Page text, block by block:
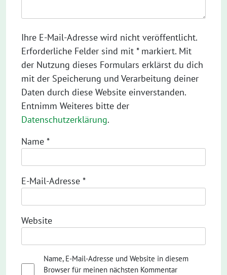
Ihre E-Mail-Adresse wird nicht veröffentlicht.
Erforderliche Felder sind mit * markiert. Mit
der Nutzung dieses Formulars erklärst du dich
mit der Speicherung und Verarbeitung deiner
Daten durch diese Website einverstanden.
Entnimm Weiteres bitte der
Datenschutzerklärung.
Name *
E-Mail-Adresse *
Website
Name, E-Mail-Adresse und Website in diesem
Browser für meinen nächsten Kommentar